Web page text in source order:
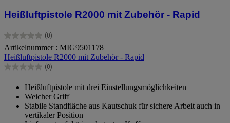
Heißluftpistole R2000 mit Zubehör - Rapid
(0)
0.0
von
5
Sternen.
Artikelnummer : MIG9501178
Heißluftpistole R2000 mit Zubehör - Rapid
(0)
0.0
Sternen.
Heißluftpistole mit drei Einstellungsmöglichkeiten
Weicher Griff
Stabile Standfläche aus Kautschuk für sichere Arbeit auch in
vertikaler Position